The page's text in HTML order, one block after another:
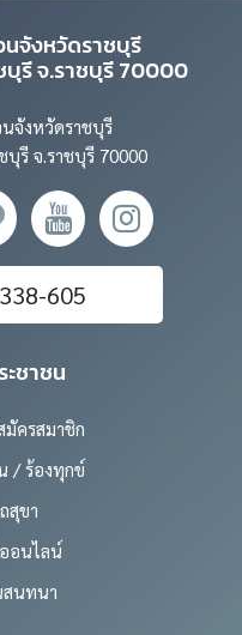
จังหวัดราชบุรี
บุรี จ.ราชบุรี 70000
จังหวัดราชบุรี
บุรี จ.ราชบุรี 70000
605
ชาชน
มัครสมาชิก
/ ร้องทุกข์
สุขา
อนไลน์
สนทนา